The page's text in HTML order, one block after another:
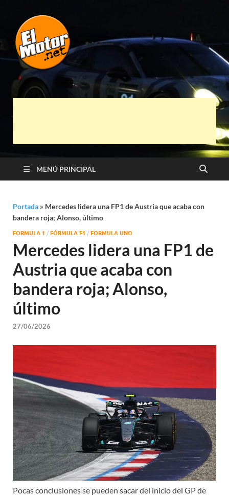
El Motor punto
Net
Automóviles
MENÚ PRINCIPAL
Portada » Mercedes lidera una FP1 de Austria que acaba con
bandera roja; Alonso, último
FORMULA 1 / FÓRMULA F1 / FORMULA UNO
Mercedes lidera una FP1 de
Austria que acaba con
bandera roja; Alonso,
último
27/06/2026
Pocas conclusiones se pueden sacar del inicio del GP de